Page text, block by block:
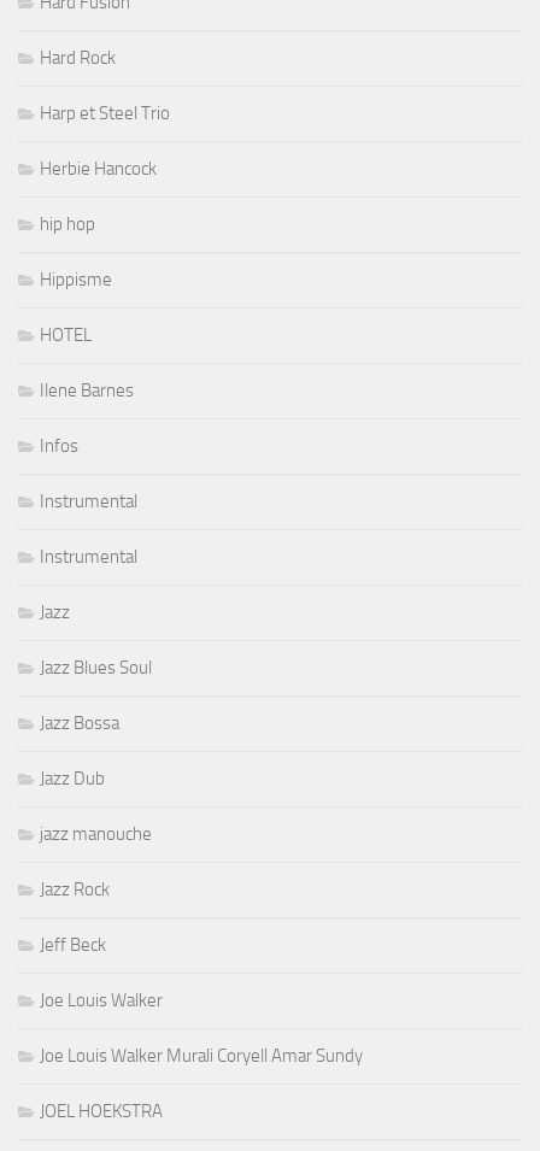
Hard Rock
Harp et Steel Trio
Herbie Hancock
hip hop
Hippisme
HOTEL
Ilene Barnes
Infos
Instrumental
Instrumental
Jazz
Jazz Blues Soul
Jazz Bossa
Jazz Dub
jazz manouche
Jazz Rock
Jeff Beck
Joe Louis Walker
Joe Louis Walker Murali Coryell Amar Sundy
JOEL HOEKSTRA